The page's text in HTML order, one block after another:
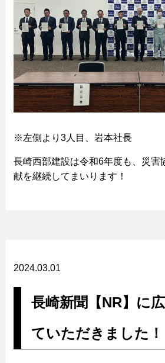
※左側より3人目、岩本社長
長崎西部建設は令和6年度も、災害
献を継続してまいります！
2024.03.01
長崎新聞【NR】に
ていただきました！